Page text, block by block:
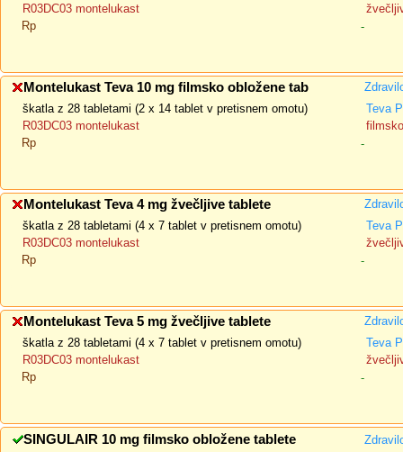
R03DC03 montelukast
Rp
-
Montelukast Teva 10 mg filmsko obložene tab
škatla z 28 tabletami (2 x 14 tablet v pretisnem omotu)
Teva
R03DC03 montelukast
Rp
-
Montelukast Teva 4 mg žvečljive tablete
škatla z 28 tabletami (4 x 7 tablet v pretisnem omotu)
Teva
R03DC03 montelukast
Rp
-
Montelukast Teva 5 mg žvečljive tablete
škatla z 28 tabletami (4 x 7 tablet v pretisnem omotu)
Teva
R03DC03 montelukast
Rp
-
SINGULAIR 10 mg filmsko obložene tablete